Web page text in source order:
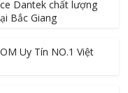
Dantek chất lượng
Bắc Giang
Uy Tín NO.1 Việt